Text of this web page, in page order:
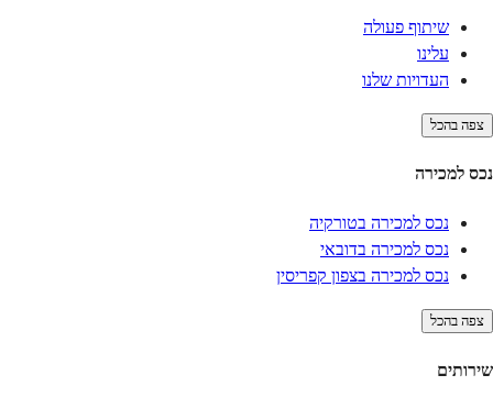
שיתוף פעולה
עלינו
העדויות שלנו
צפה בהכל
נכס למכירה
נכס למכירה בטורקיה
נכס למכירה בדובאי
נכס למכירה בצפון קפריסין
צפה בהכל
שירותים